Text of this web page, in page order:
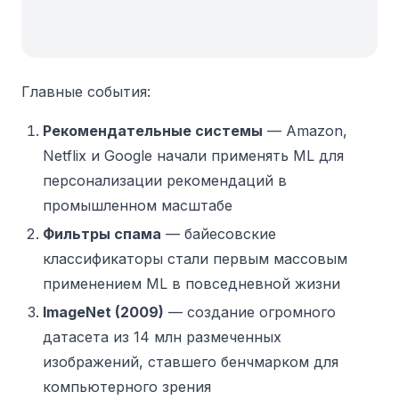
Главные события:
Рекомендательные системы — Amazon,
Netflix и Google начали применять ML для
персонализации рекомендаций в
промышленном масштабе
Фильтры спама — байесовские
классификаторы стали первым массовым
применением ML в повседневной жизни
ImageNet (2009) — создание огромного
датасета из 14 млн размеченных
изображений, ставшего бенчмарком для
компьютерного зрения